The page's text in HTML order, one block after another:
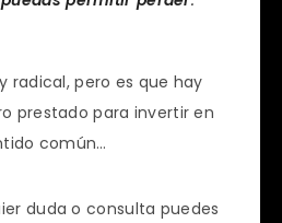
radical, pero es que hay
prestado para invertir en
común…
duda o consulta puedes